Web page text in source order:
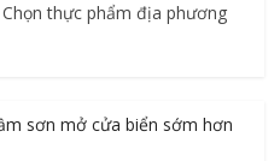
thực phẩm địa phương
sơn mở cửa biển sớm hơn